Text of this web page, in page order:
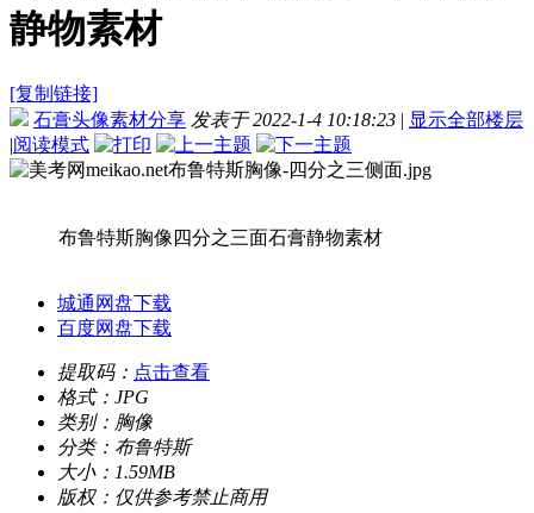
静物素材
[复制链接]
石膏头像素材分享 发表于 2022-1-4 10:18:23 | 显示全部楼层
|阅读模式
布鲁特斯胸像四分之三面石膏静物素材
城通网盘下载
百度网盘下载
提取码： 点击查看
格式： JPG
类别： 胸像
分类： 布鲁特斯
大小： 1.59MB
版权： 仅供参考禁止商用